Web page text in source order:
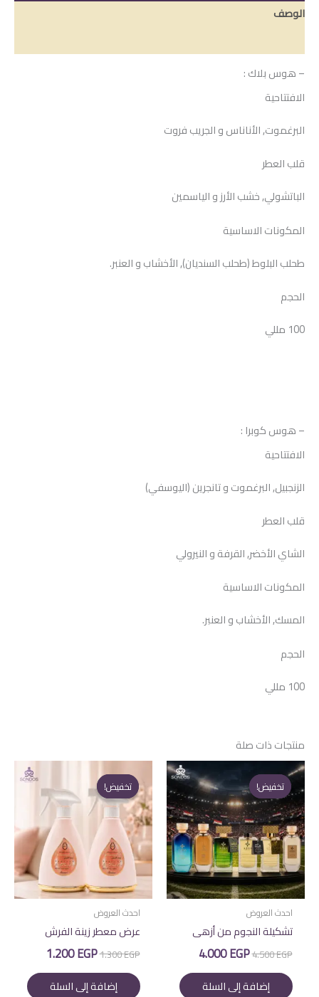
الوصف
– هوس بلاك :
الافتتاحية
البرغموت, الأناناس و الجريب فروت
قلب العطر
الباتشولي, خشب الأرز و الياسمين
المكونات الاساسية
طحلب البلوط (طحلب السنديان), الأخشاب و العنبر.
الحجم
100 مللي
– هوس كوبرا :
الافتتاحية
الزنجبيل, البرغموت و تانجرين (اليوسفي)
قلب العطر
الشاي الأخضر, القرفة و النيرولي
المكونات الاساسية
المسك, الأخشاب و العنبر.
الحجم
100 مللي
منتجات ذات صلة
تخفيض!
تخفيض!
احدث العروض
تشكيلة النجوم من أزهى
4.500EGP السعر
الأصلي
هو:
4.500 EGP.
4.000EGP
هو:
4.000 EGP. إضافة إلى السلة
تخفيض!
تخفيض!
احدث العروض
عرض معطر زينة الفرش
1.300EGP السعر
الأصلي
هو:
1.300 EGP.
1.200EGP
هو:
1.200 EGP. إضافة إلى السلة